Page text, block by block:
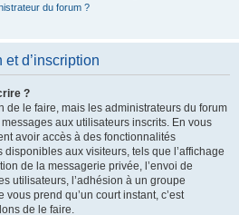
du forum ?
d’inscription
?
de le faire, mais les administrateurs du forum
aux utilisateurs inscrits. En vous
avoir accès à des fonctionnalités
aux visiteurs, tels que l’affichage
de la messagerie privée, l’envoi de
utilisateurs, l’adhésion à un groupe
vous prend qu’un court instant, c’est
de le faire.